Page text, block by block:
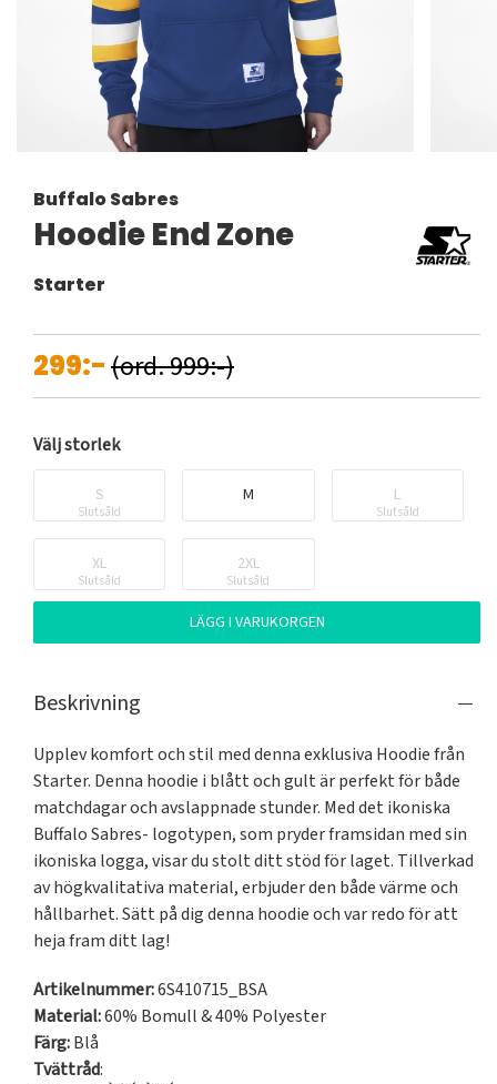
Buffalo Sabres
Hoodie End Zone
Starter
299:-(ord. 999:-)
Välj storlek
S
Slutsåld
M L
Slutsåld
XL
Slutsåld
2XL
Slutsåld
LÄGG I VARUKORGEN
Beskrivning
Upplev komfort och stil med denna exklusiva Hoodie från
Starter. Denna hoodie i blått och gult är perfekt för både
matchdagar och avslappnade stunder. Med det ikoniska
Buffalo Sabres- logotypen, som pryder framsidan med sin
ikoniska logga, visar du stolt ditt stöd för laget. Tillverkad
av högkvalitativa material, erbjuder den både värme och
hållbarhet. Sätt på dig denna hoodie och var redo för att
heja fram ditt lag!
Artikelnummer:6S410715_BSA
Material:60% Bomull & 40% Polyester
Färg:Blå
Tvättråd: